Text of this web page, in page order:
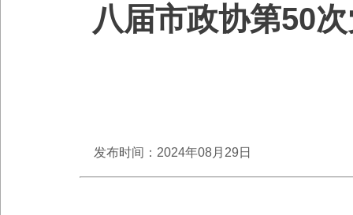
八届市政协第50
发布时间：2024年08月29日